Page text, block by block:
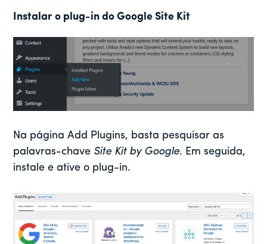
Instalar o plug-in do Google Site Kit
Na página Add Plugins, basta pesquisar as
palavras-chave Site Kit by Google. Em seguida,
instale e ative o plug-in.